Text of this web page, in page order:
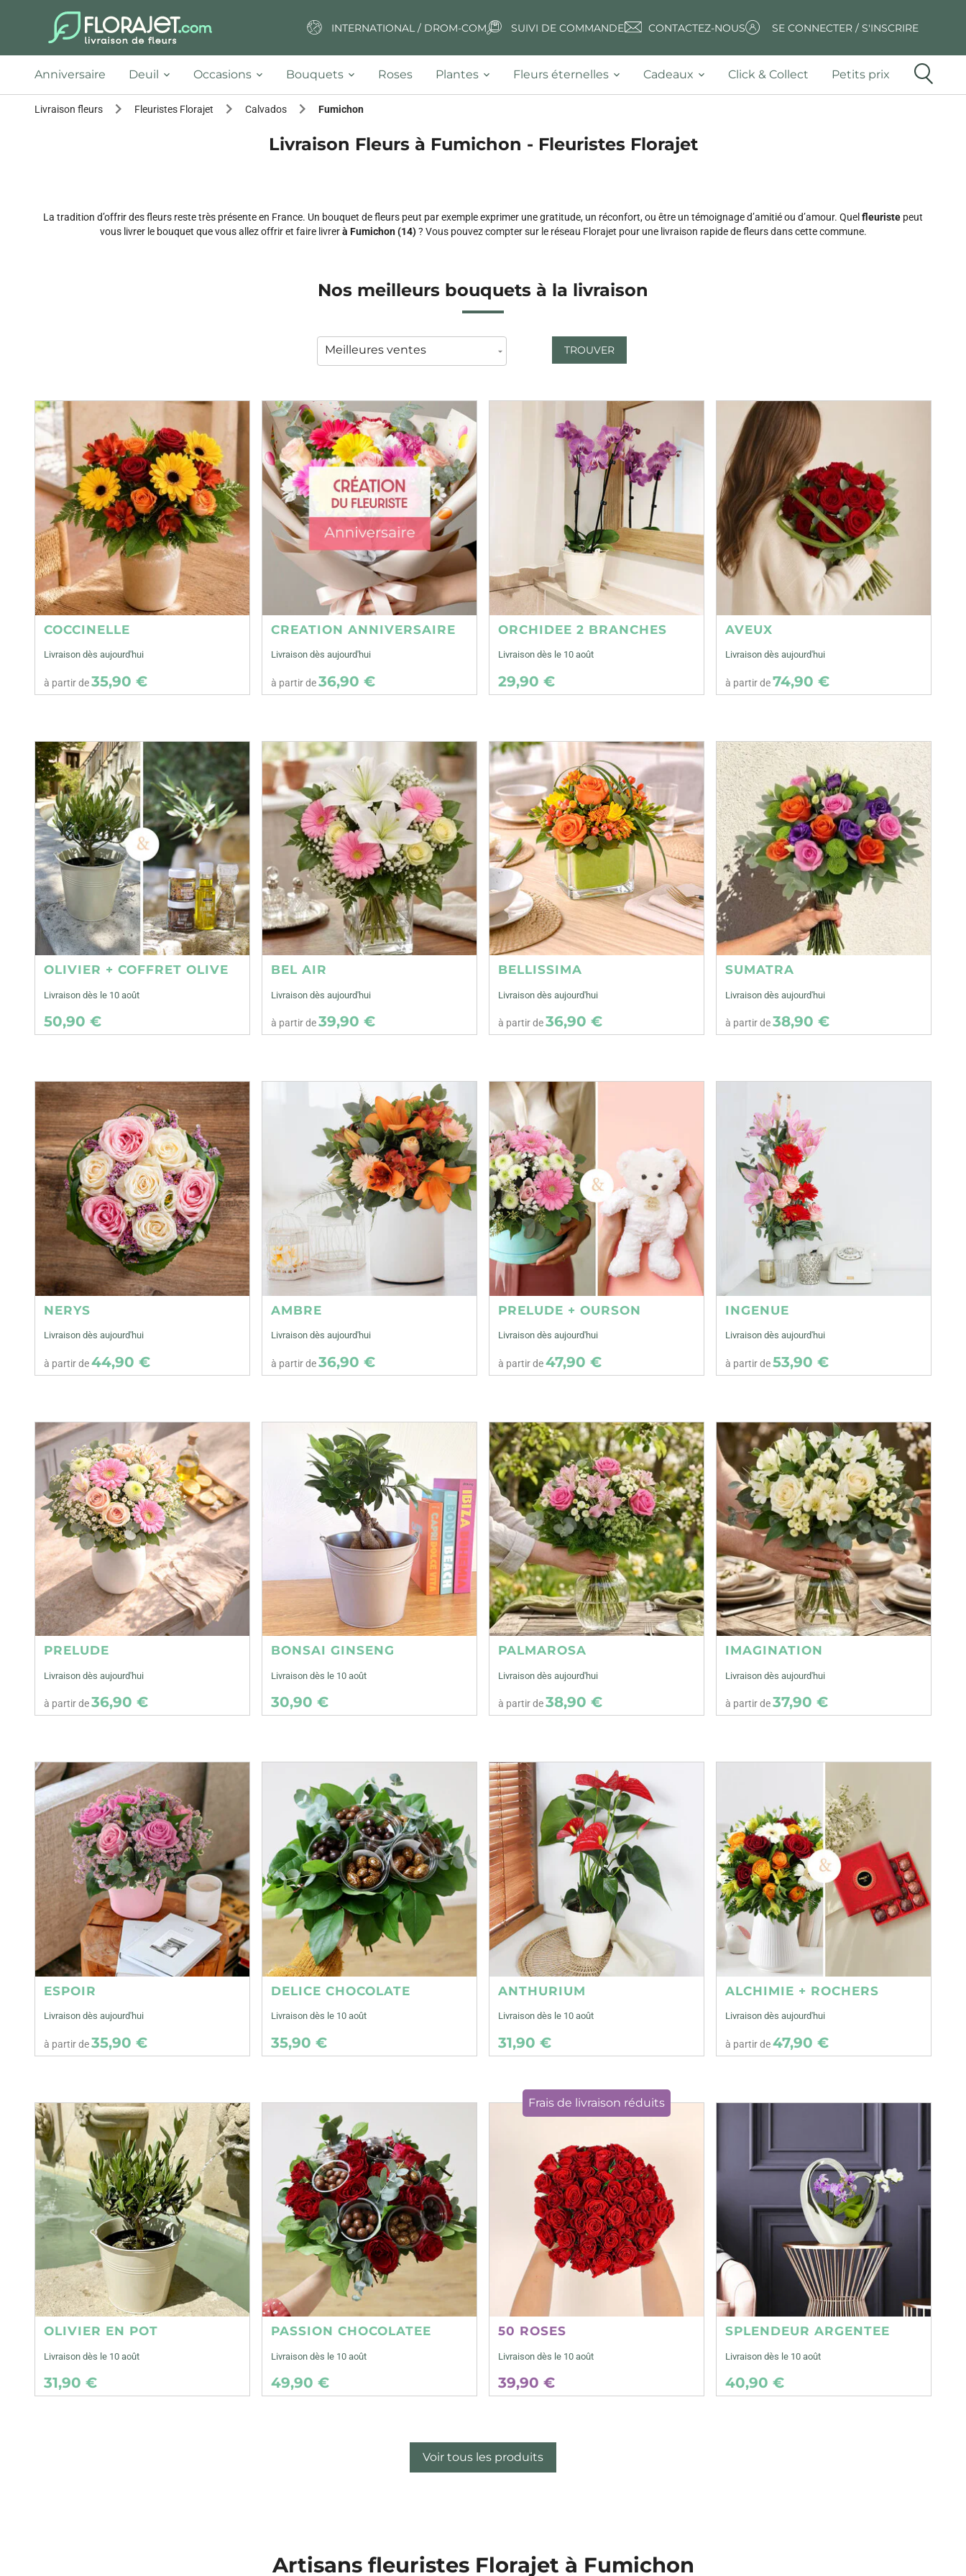
INTERNATIONAL / DROM-COM SUIVI DE COMMANDE CONTACTEZ-NOUS SE CONNECTER / S'INSCRIRE
Anniversaire Deuil Occasions Bouquets Roses Plantes Fleurs éternelles Cadeaux Click & Collect Petits prix
Livraison fleurs Fleuristes Florajet Calvados Fumichon
Livraison Fleurs à Fumichon - Fleuristes Florajet
La tradition d’offrir des fleurs reste très présente en France. Un bouquet de fleurs peut par exemple exprimer une gratitude, un réconfort, ou être un témoignage d’amitié ou d’amour. Quel fleuriste peut
vous livrer le bouquet que vous allez offrir et faire livrerà Fumichon (14)? Vous pouvez compter sur le réseau Florajet pour une livraison rapide de fleurs dans cette commune.
Nos meilleurs bouquets à la livraison
TROUVER
COCCINELLE
Livraison dès aujourd'hui
à partir de35,90 €
CREATION ANNIVERSAIRE
Livraison dès aujourd'hui
à partir de36,90 €
ORCHIDEE 2 BRANCHES
Livraison dès le 10 août
29,90 €
AVEUX
Livraison dès aujourd'hui
à partir de74,90 €
OLIVIER + COFFRET OLIVE
Livraison dès le 10 août
50,90 €
BEL AIR
Livraison dès aujourd'hui
à partir de39,90 €
BELLISSIMA
Livraison dès aujourd'hui
à partir de36,90 €
SUMATRA
Livraison dès aujourd'hui
à partir de38,90 €
NERYS
Livraison dès aujourd'hui
à partir de44,90 €
AMBRE
Livraison dès aujourd'hui
à partir de36,90 €
PRELUDE + OURSON
Livraison dès aujourd'hui
à partir de47,90 €
INGENUE
Livraison dès aujourd'hui
à partir de53,90 €
PRELUDE
Livraison dès aujourd'hui
à partir de36,90 €
BONSAI GINSENG
Livraison dès le 10 août
30,90 €
PALMAROSA
Livraison dès aujourd'hui
à partir de38,90 €
IMAGINATION
Livraison dès aujourd'hui
à partir de37,90 €
ESPOIR
Livraison dès aujourd'hui
à partir de35,90 €
DELICE CHOCOLATE
Livraison dès le 10 août
35,90 €
ANTHURIUM
Livraison dès le 10 août
31,90 €
ALCHIMIE + ROCHERS
Livraison dès aujourd'hui
à partir de47,90 €
OLIVIER EN POT
Livraison dès le 10 août
31,90 €
PASSION CHOCOLATEE
Livraison dès le 10 août
49,90 €
Frais de livraison réduits
50 ROSES
Livraison dès le 10 août
39,90 €
SPLENDEUR ARGENTEE
Livraison dès le 10 août
40,90 €
Voir tous les produits
Artisans fleuristes Florajet à Fumichon